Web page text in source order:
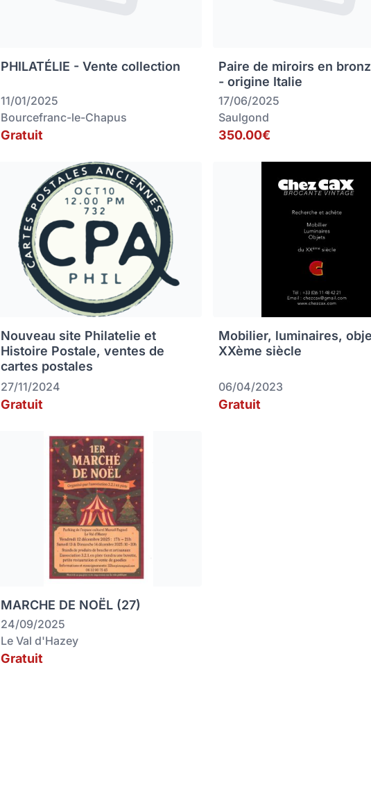
PHILATÉLIE - Vente collection
11/01/2025
Bourcefranc-le-Chapus
Gratuit
Paire de miroirs en
- origine Italie
17/06/2025
Saulgond
350.00€
Nouveau site Philatelie et
Histoire Postale, ventes de
cartes postales
27/11/2024
Gratuit
Mobilier, luminaires,
XXème siècle
06/04/2023
Gratuit
MARCHE DE NOËL (27)
24/09/2025
Le Val d'Hazey
Gratuit